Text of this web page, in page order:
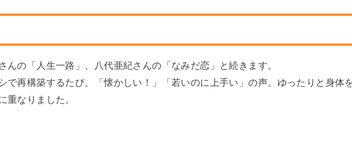
んの「人生一路」、八代亜紀さんの「なみだ恋」と続きます。
で再構築するたび、「懐かしい！」「若いのに上手い」の声。ゆったりと身体
なりました。